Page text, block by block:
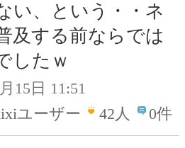
い、という・・ネ
及する前ならでは
したｗ
15日 11:51
ユーザー
42人 0件